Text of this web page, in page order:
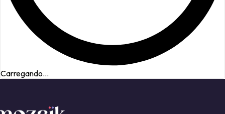
Carregando...